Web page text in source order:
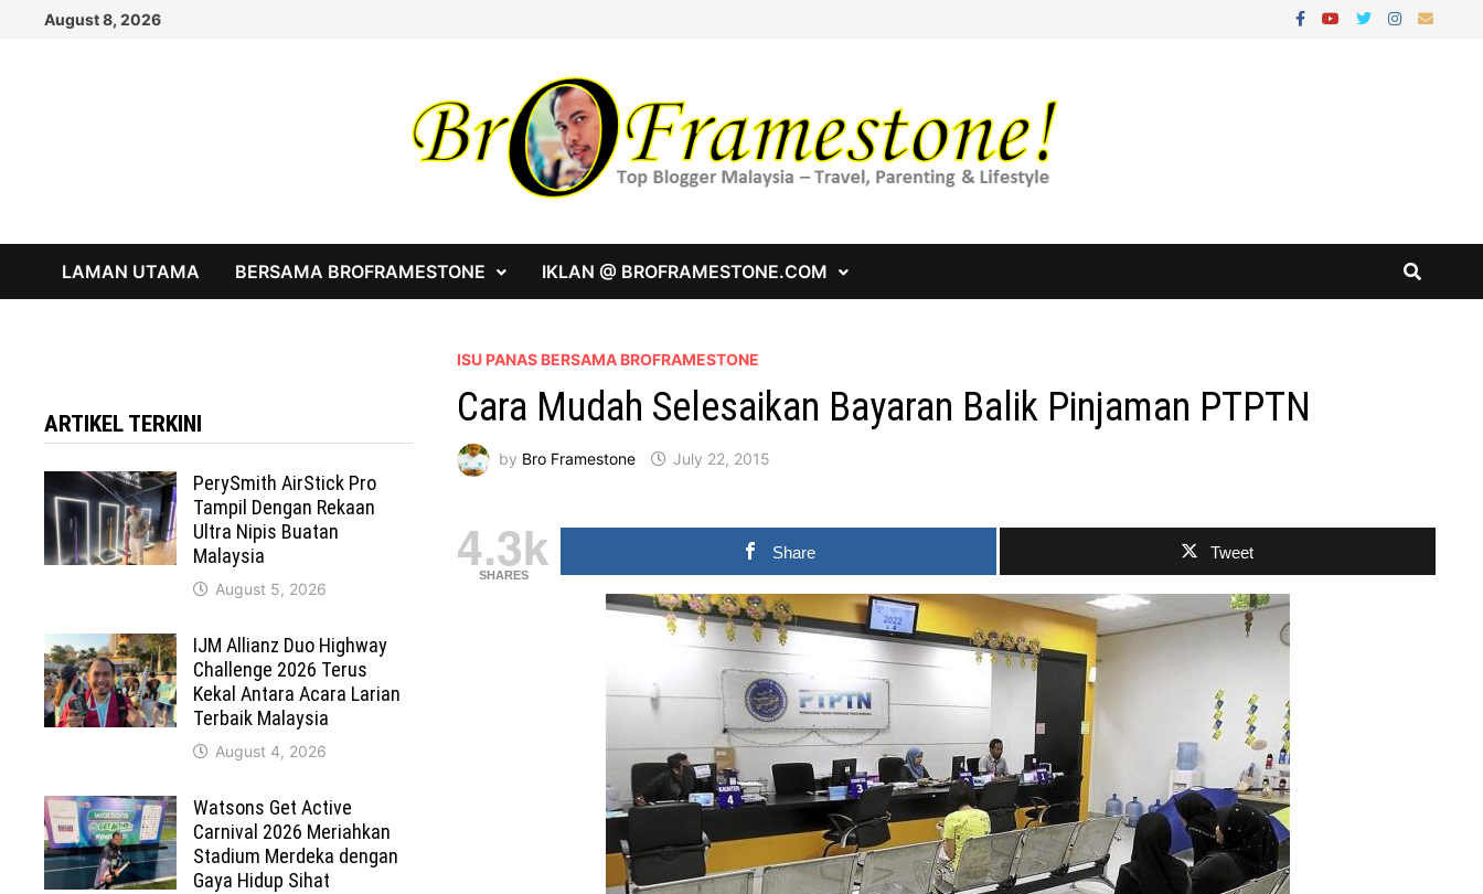
August 8, 2026
LAMAN UTAMA BERSAMA BROFRAMESTONE IKLAN @ BROFRAMESTONE.COM
ISU PANAS BERSAMA BROFRAMESTONE
Cara Mudah Selesaikan Bayaran Balik Pinjaman PTPTN
by Bro Framestone July 22, 2015
4.3k
SHARES
Share Tweet
ARTIKEL TERKINI
PerySmith AirStick Pro
Tampil Dengan Rekaan
Ultra Nipis Buatan
Malaysia
August 5, 2026
IJM Allianz Duo Highway
Challenge 2026 Terus
Kekal Antara Acara Larian
Terbaik Malaysia
August 4, 2026
Watsons Get Active
Carnival 2026 Meriahkan
Stadium Merdeka dengan
Gaya Hidup Sihat